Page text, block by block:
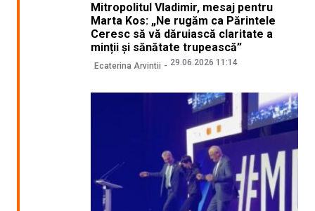
Mitropolitul Vladimir, mesaj pentru
Marta Kos: „Ne rugăm ca Părintele
Ceresc să vă dăruiască claritate a
minții și sănătate trupească”
Ecaterina Arvintii 29.06.2026 11:14